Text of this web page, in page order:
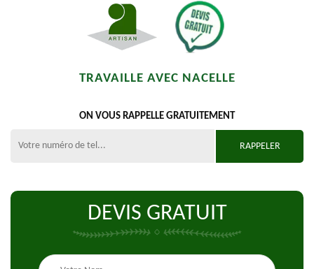
TRAVAILLE AVEC NACELLE
ON VOUS RAPPELLE GRATUITEMENT
DEVIS GRATUIT